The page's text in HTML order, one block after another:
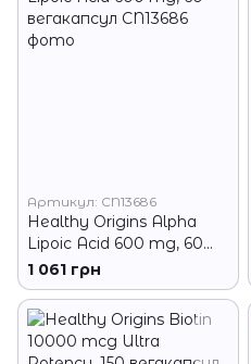
Артикул: CN13686
Healthy Origins Alpha
Lipoic Acid 600 mg, 60
вегакапсул
1 061 грн